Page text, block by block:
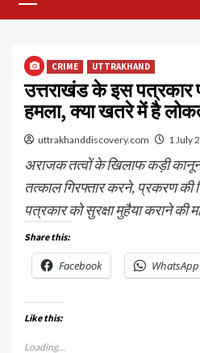
CRIME UTTRAKHAND
उत्तराखंड के इस
हमला, क्या खतरे में है
uttrakhanddiscovery.com 1 July
अराजक तत्वों के खिलाफ कड़ी कानूनी
तत्काल गिरफ्तार करने, प्रकरण की
पत्रकार को सुरक्षा मुहैया कराने की
Share this:
Facebook WhatsApp
Like this:
Loading...